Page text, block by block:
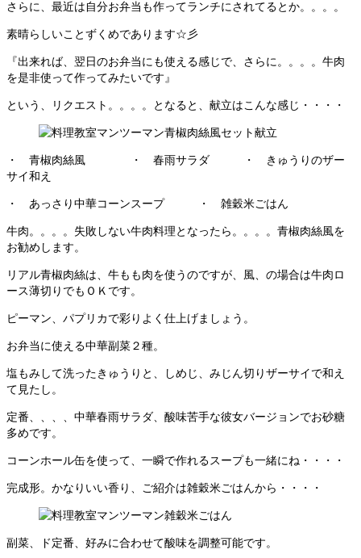
さらに、最近は自分お弁当も作ってランチにされてるとか。。。。
素晴らしいことずくめであります☆彡
『出来れば、翌日のお弁当にも使える感じで、さらに。。。。牛肉
を是非使って作ってみたいです』
という、リクエスト。。。。となると、献立はこんな感じ・・・・
・ 青椒肉絲風 ・ 春雨サラダ ・ きゅうりのザー
サイ和え
・ あっさり中華コーンスープ ・ 雑穀米ごはん
牛肉。。。。失敗しない牛肉料理となったら。。。。青椒肉絲風を
お勧めします。
リアル青椒肉絲は、牛もも肉を使うのですが、風、の場合は牛肉ロ
ース薄切りでもＯＫです。
ピーマン、パプリカで彩りよく仕上げましょう。
お弁当に使える中華副菜２種。
塩もみして洗ったきゅうりと、しめじ、みじん切りザーサイで和え
て見たし。
定番、、、、中華春雨サラダ、酸味苦手な彼女バージョンでお砂糖
多めです。
コーンホール缶を使って、一瞬で作れるスープも一緒にね・・・・
完成形。かなりいい香り、ご紹介は雑穀米ごはんから・・・・
副菜、ド定番、好みに合わせて酸味を調整可能です。